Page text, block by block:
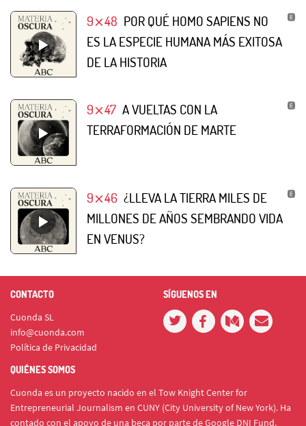
9⨯48 POR QUÉ HOMO SAPIENS NO
ES LA ESPECIE HUMANA MÁS EXITOSA
DE LA HISTORIA
9⨯47 A VUELTAS CON LA
TERRAFORMACIÓN DE MARTE
9⨯46 ¿LLEVA LA TIERRA MILES DE
MILLONES DE AÑOS SEMBRANDO VIDA
EN VENUS?
CONTACTO
Cuonda SL
info@cuonda.com
Política de Privacidad
SÍGUENOS EN
QUIÉNES SOMOS
Cuonda es un proyecto nacido en el Tow Knight Center for
Entrepreneurial Journalism en CUNY (City University of New York). Ha
contado con el apoyo de una beca por parte de Google DNI Fund.